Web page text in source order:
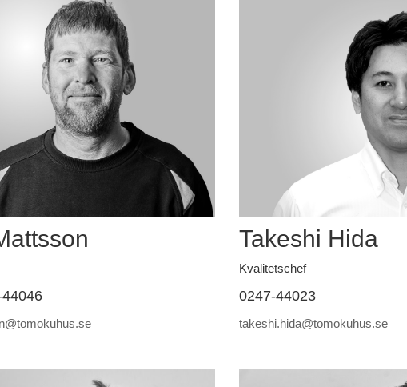
Takeshi Hida
Kvalitetschef
0247-44023
takeshi.hida@tomokuhus.se